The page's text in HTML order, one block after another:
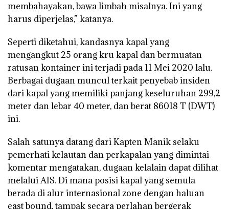
membahayakan, bawa limbah misalnya. Ini yang
harus diperjelas,” katanya.
Seperti diketahui, kandasnya kapal yang
mengangkut 25 orang kru kapal dan bermuatan
ratusan kontainer ini terjadi pada 11 Mei 2020 lalu.
Berbagai dugaan muncul terkait penyebab insiden
dari kapal yang memiliki panjang keseluruhan 299,2
meter dan lebar 40 meter, dan berat 86018 T (DWT)
ini.
Salah satunya datang dari Kapten Manik selaku
pemerhati kelautan dan perkapalan yang dimintai
komentar mengatakan, dugaan kelalain dapat dilihat
melalui AIS. Di mana posisi kapal yang semula
berada di alur internasional zone dengan haluan
east bound, tampak secara perlahan bergerak